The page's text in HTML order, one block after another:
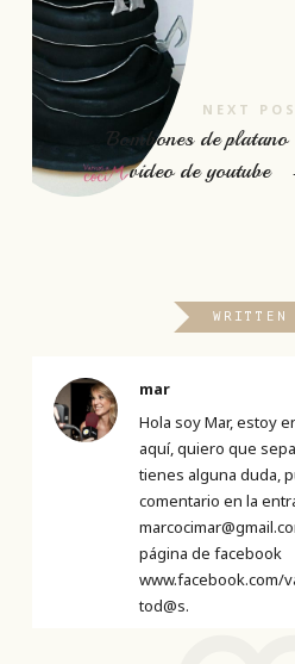
NEXT
Bombones de
video de youtube
WRITTEN
mar
Hola soy Mar, estoy
aquí, quiero que
tienes alguna duda,
comentario en la
página de facebook
www.facebook.com/
tod@s.